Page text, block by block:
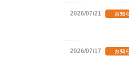
2026/07/21 お知
2026/07/17 お知